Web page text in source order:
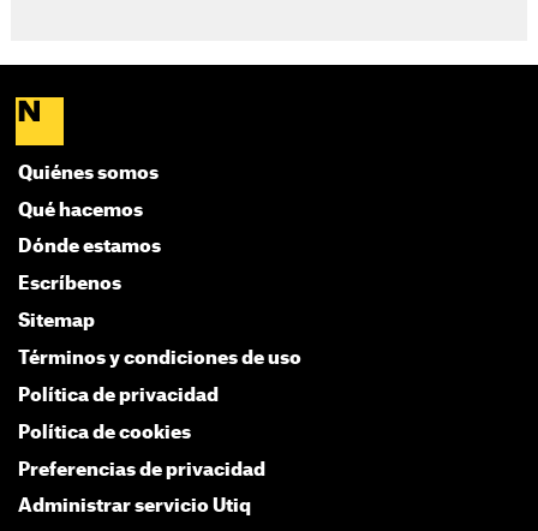
Quiénes somos
Qué hacemos
Dónde estamos
Escríbenos
Sitemap
Términos y condiciones de uso
Política de privacidad
Política de cookies
Preferencias de privacidad
Administrar servicio Utiq